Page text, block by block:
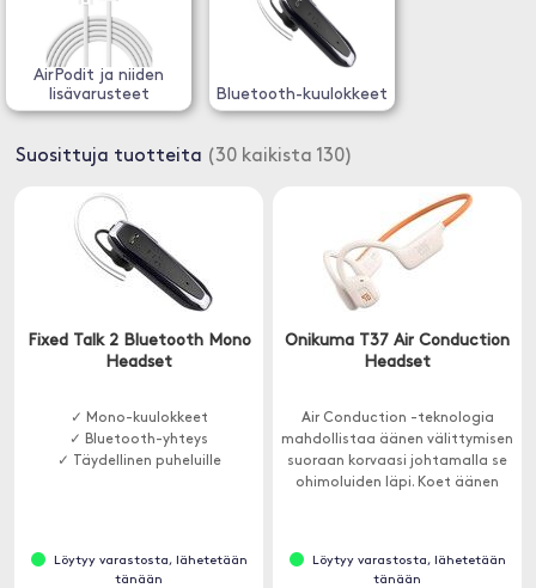
AirPodit ja niiden
lisävarusteet
Bluetooth-kuulokkeet
Suosittuja tuotteita (30 kaikista 130)
Fixed Talk 2 Bluetooth Mono
Headset
✓ Mono-kuulokkeet
✓ Bluetooth-yhteys
✓ Täydellinen puheluille
Löytyy varastosta, lähetetään
tänään
Onikuma T37 Air Conduction
Headset
Air Conduction -teknologia
mahdollistaa äänen välittymisen
suoraan korvaasi johtamalla se
ohimoluiden läpi. Koet äänen
Löytyy varastosta, lähetetään
tänään